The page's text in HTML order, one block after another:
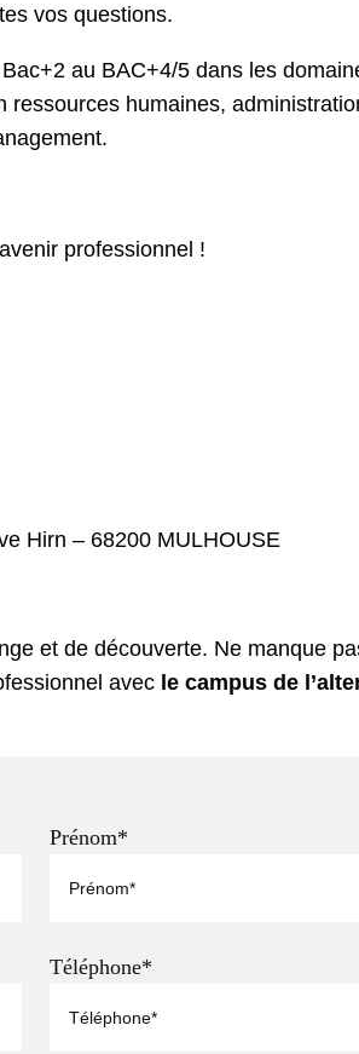
vos questions.
au BAC+4/5 dans les
ressources humaines,
professionnel !
Hirn – 68200 MULHOUSE
et de découverte. Ne manque
avec le campus de
Prénom*
Téléphone*